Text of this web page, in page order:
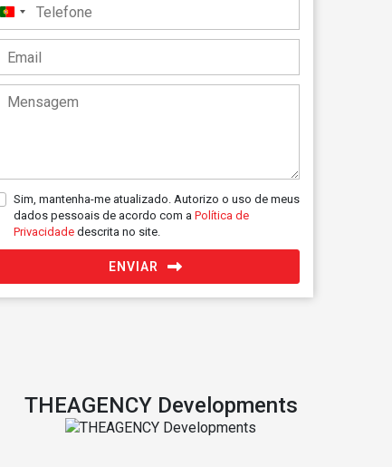
Portugal
+351
Sim, mantenha-me atualizado. Autorizo o uso de meus
dados pessoais de acordo com a Política de
Privacidade descrita no site.
ENVIAR
THEAGENCY Developments